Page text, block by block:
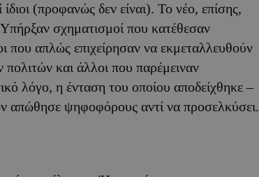
ίδιοι (προφανώς δεν είναι). Το νέο, επίσης,
σχηματισμοί που κατέθεσαν
που απλώς επιχείρησαν να εκμεταλλευθούν
και άλλοι που παρέμειναν
λόγο, η ένταση του οποίου αποδείχθηκε –
απώθησε ψηφοφόρους αντί να προσελκύσει.